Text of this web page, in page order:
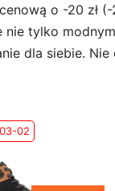
o -20 zł
nie tylko
dla siebie.
02